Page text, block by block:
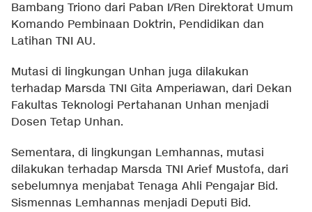
Bambang Triono dari Paban I/Ren Direktorat Umum
Komando Pembinaan Doktrin, Pendidikan dan
Latihan TNI AU.
Mutasi di lingkungan Unhan juga dilakukan
terhadap Marsda TNI Gita Amperiawan, dari Dekan
Fakultas Teknologi Pertahanan Unhan menjadi
Dosen Tetap Unhan.
Sementara, di lingkungan Lemhannas, mutasi
dilakukan terhadap Marsda TNI Arief Mustofa, dari
sebelumnya menjabat Tenaga Ahli Pengajar Bid.
Sismennas Lemhannas menjadi Deputi Bid.